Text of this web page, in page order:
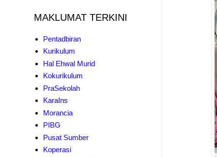
MAKLUMAT TERKINI
Pentadbiran
Kurikulum
Hal Ehwal Murid
Kokurikulum
PraSekolah
KaraIns
Morancia
PIBG
Pusat Sumber
Koperasi